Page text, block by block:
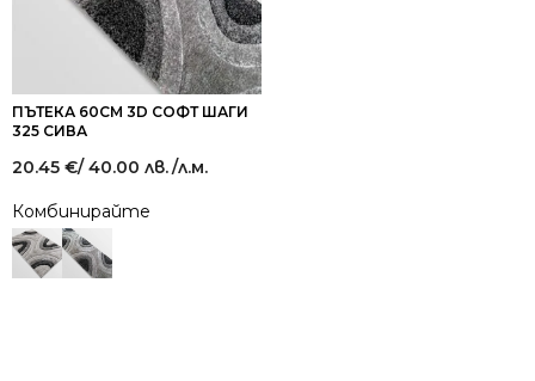
ПЪТЕКА 60СМ 3D СОФТ ШАГИ
325 СИВА
20.45 €/ 40.00 лв./л.м.
Комбинирайте